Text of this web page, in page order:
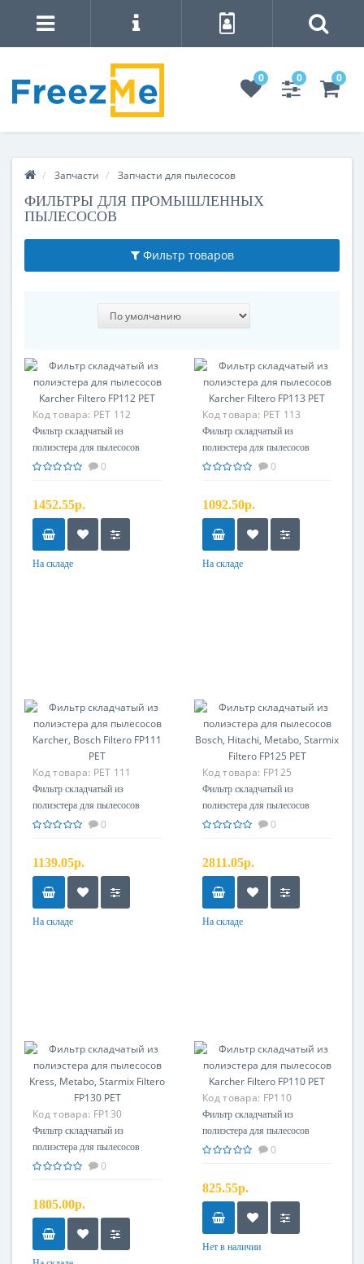
0 0 0
Запчасти Запчасти для пылесосов
ФИЛЬТРЫ ДЛЯ ПРОМЫШЛЕННЫХ
ПЫЛЕСОСОВ
Фильтр товаров
Код товара: PET 112
Фильтр складчатый из
полиэстера для пылесосов
Karcher Filtero FP112 PET
0
1452.55р.
На складе
Код товара: PET 113
Фильтр складчатый из
полиэстера для пылесосов
Karcher Filtero FP113 PET
0
1092.50р.
На складе
Код товара: PET 111
Фильтр складчатый из
полиэстера для пылесосов
Karcher, Bosch Filtero FP111
0
1139.05р.
На складе
Код товара: FP125
Фильтр складчатый из
полиэстера для пылесосов
Bosch, Hitachi, Metabo, Starmix
0
2811.05р.
На складе
Код товара: FP130
Фильтр складчатый из
полиэстера для пылесосов
Kress, Metabo, Starmix Filtero
0
1805.00р.
Код товара: FP110
Фильтр складчатый из
полиэстера для пылесосов
Karcher Filtero FP110 PET
0
825.55р.
Нет в наличии